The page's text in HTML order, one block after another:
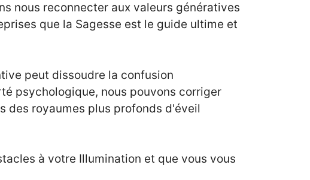
nous reconnecter aux valeurs génératives
que la Sagesse est le guide ultime et
peut dissoudre la confusion
psychologique, nous pouvons corriger
des royaumes plus profonds d'éveil
à votre Illumination et que vous vous